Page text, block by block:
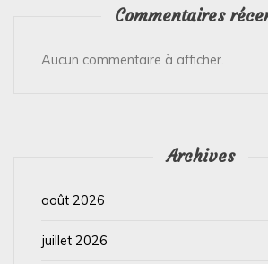
Commentaires
Aucun commentaire à afficher.
Archives
août 2026
juillet 2026